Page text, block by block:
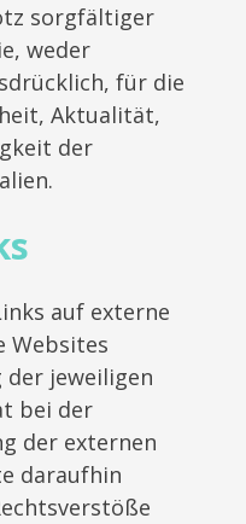
sorgfältiger
weder
für die
Aktualität,
der
auf externe
Websites
jeweiligen
bei der
der externen
daraufhin